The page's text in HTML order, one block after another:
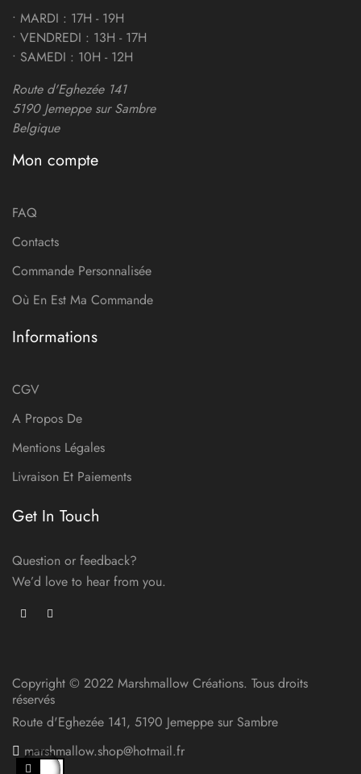
• MARDI : 17H - 19H
• VENDREDI : 13H - 17H
• SAMEDI : 10H - 12H
Route d'Eghezée 141
5190 Jemeppe sur Sambre
Belgique
Mon compte
FAQ
Contacts
Commande Personnalisée
Où En Est Ma Commande
Informations
CGV
A Propos De
Mentions Légales
Livraison Et Paiements
Get In Touch
Question or feedback?
We’d love to hear from you.
Copyright © 2022 Marshmallow Créations. Tous droits
réservés
Route d'Eghezée 141, 5190 Jemeppe sur Sambre
marshmallow.shop@hotmail.fr